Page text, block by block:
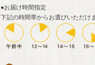
●お届け時間指定
下記の時間帯からお選びいただけ